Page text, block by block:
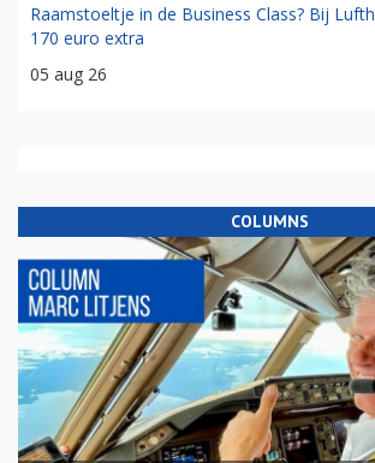
Raamstoeltje in de Business Class? Bij
170 euro extra
05 aug 26
COLUMNS